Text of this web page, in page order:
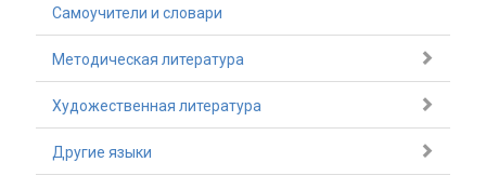
Самоучители и словари
Методическая литература
Художественная литература
Другие языки